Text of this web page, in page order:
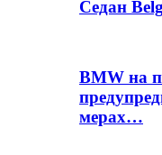
Седан
BMW на
мерах…